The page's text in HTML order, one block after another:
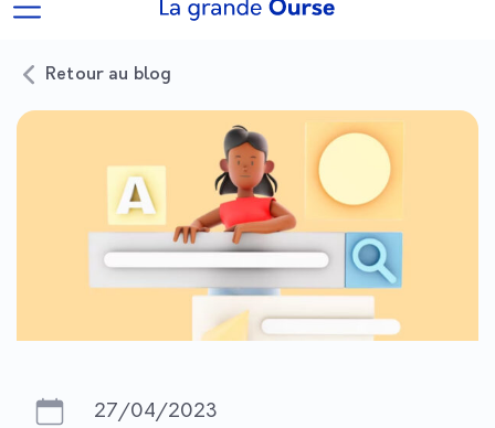
Retour au blog
27/04/2023